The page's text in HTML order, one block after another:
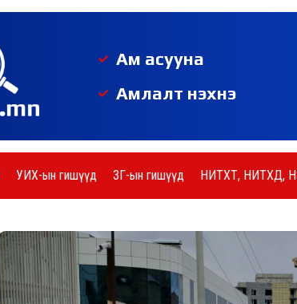
Ам асууна
Амлалт нэхнэ
УИХ-ын гишүүд ЗГ-ын гишүүд НИТХТ, НИТХД,